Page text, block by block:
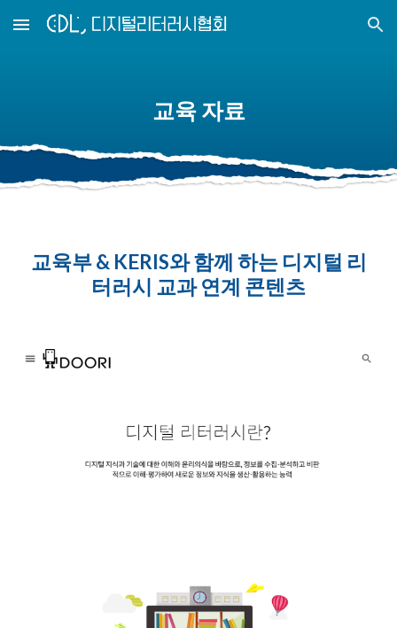
Skip to main content Skip to navigation
교육 자료
교육부 & KERIS와 함께 하는 디지털 리
터러시 교과 연계 콘텐츠